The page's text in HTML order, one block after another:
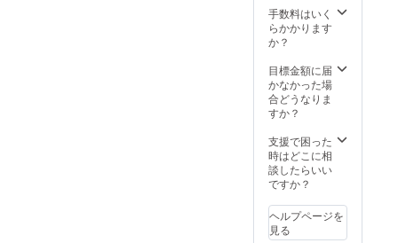
手数料はいく
らかかります
か？
目標金額に届
かなかった場
合どうなりま
すか？
支援で困った
時はどこに相
談したらいい
ですか？
ヘルプページを
見る